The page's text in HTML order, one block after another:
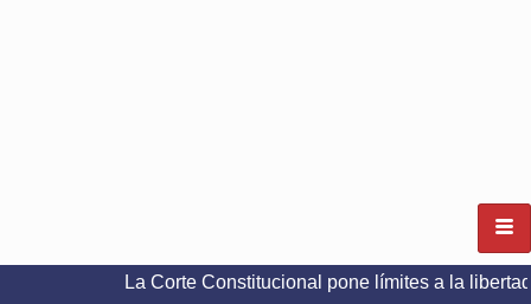
La Corte Constitucional pone límites a la libertad de